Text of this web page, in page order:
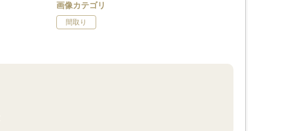
画像カテゴリ
間取り